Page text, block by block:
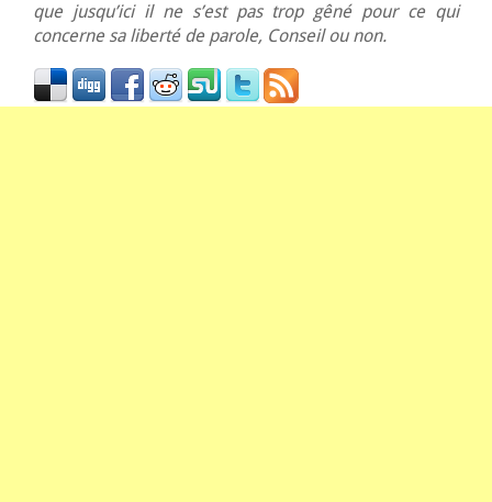
que jusqu’ici il ne s’est pas trop gêné pour ce qui
concerne sa liberté de parole, Conseil ou non.